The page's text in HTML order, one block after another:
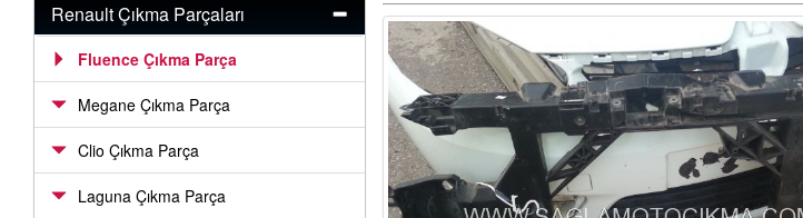
Renault Çıkma Parçaları
Fluence Çıkma Parça
Megane Çıkma Parça
Clio Çıkma Parça
Laguna Çıkma Parça